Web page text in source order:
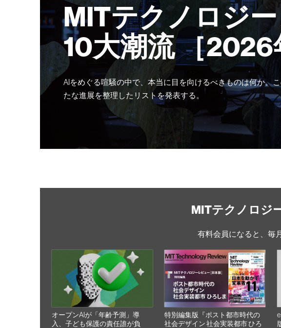
MITテクノロジ
10大潮流 ［2026
AIをめぐる喧騒の中で、本当に目を向けるべきものは何か。
たな進展を整理したリストを発表する。
MITテクノロジ
有料会員になると、毎
オープンAIが「年齢予測」導
入、子ども保護の責任誰が負
特別編集版『ポスト都市時代の
社会デザイン 社会実装都市 ひろ